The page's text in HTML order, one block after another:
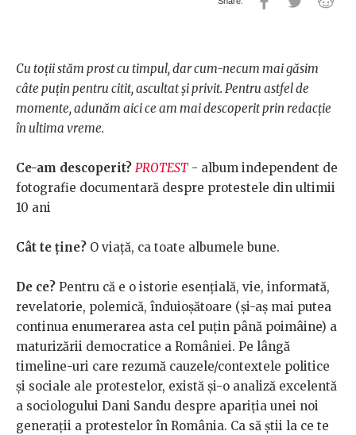
Cu toții stăm prost cu timpul, dar cum-necum mai găsim
câte puțin pentru citit, ascultat și privit. Pentru astfel de
momente, adunăm aici ce am mai descoperit prin redacție
în ultima vreme.
Ce-am descoperit? PROTEST - album independent de
fotografie documentară despre protestele din ultimii
10 ani
Cât te ține? O viață, ca toate albumele bune.
De ce? Pentru că e o istorie esențială, vie, informată,
revelatorie, polemică, înduioșătoare (și-aș mai putea
continua enumerarea asta cel puțin până poimâine) a
maturizării democratice a României. Pe lângă
timeline-uri care rezumă cauzele/contextele politice
și sociale ale protestelor, există și-o analiză excelentă
a sociologului Dani Sandu despre apariția unei noi
generații a protestelor în România. Ca să știi la ce te